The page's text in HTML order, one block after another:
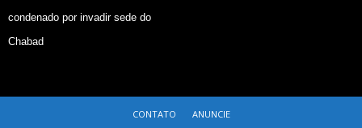
condenado por invadir sede do
Chabad
CONTATO
ANUNCIE